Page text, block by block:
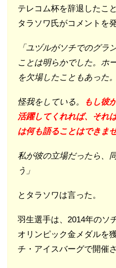
テレコム杯を辞退したこ
タラソワ氏がコメントを
「ユヅルがソチでのグラ
ことは明らかでした。ホ
を欠場したこともあった。
怪我をしている。
もし彼
活躍してくれれば、それ
は何も語ることはできませ
私が彼の立場だったら、
う」
とタラソワは言った。
羽生選手は、2014年のソ
オリンピック金メダルを
チ・アイスバーグで開催